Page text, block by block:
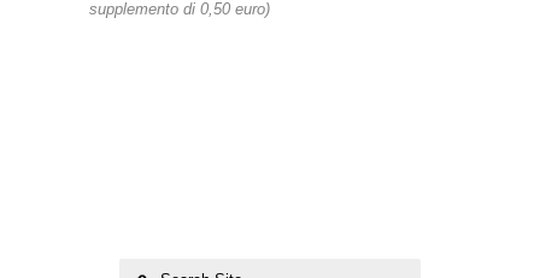
supplemento di 0,50 euro)